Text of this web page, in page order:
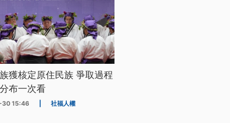
獲核定原住民族 爭取過程
布一次看
15:46 社福人權